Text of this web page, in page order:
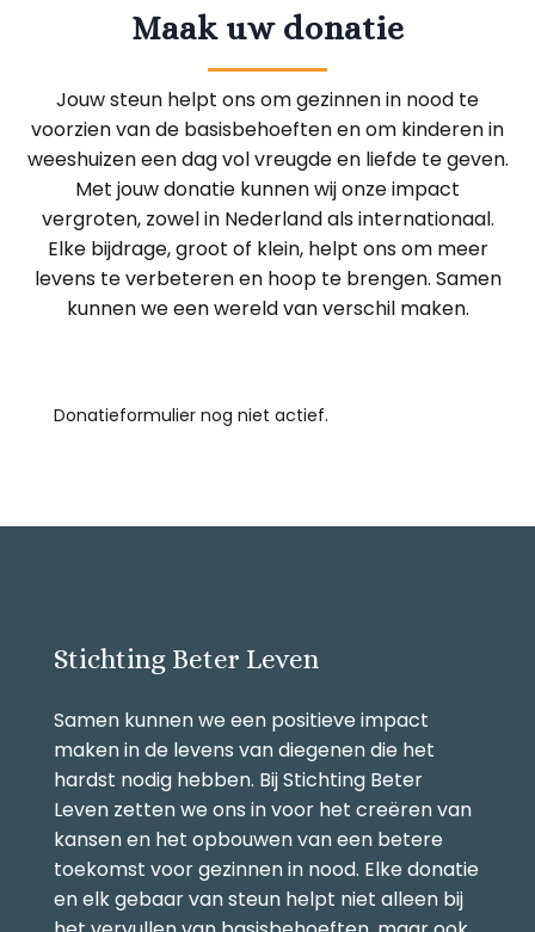
Maak uw donatie
Jouw steun helpt ons om gezinnen in nood te
voorzien van de basisbehoeften en om kinderen in
weeshuizen een dag vol vreugde en liefde te geven.
Met jouw donatie kunnen wij onze impact
vergroten, zowel in Nederland als internationaal.
Elke bijdrage, groot of klein, helpt ons om meer
levens te verbeteren en hoop te brengen. Samen
kunnen we een wereld van verschil maken.
Donatieformulier nog niet actief.
Stichting Beter Leven
Samen kunnen we een positieve impact
maken in de levens van diegenen die het
hardst nodig hebben. Bij Stichting Beter
Leven zetten we ons in voor het creëren van
kansen en het opbouwen van een betere
toekomst voor gezinnen in nood. Elke donatie
en elk gebaar van steun helpt niet alleen bij